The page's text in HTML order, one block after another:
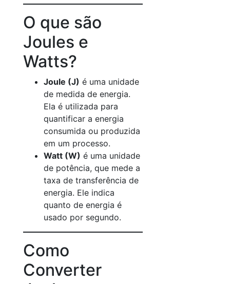
O que são
Joules e
Watts?
Joule (J) é uma unidade
de medida de energia.
Ela é utilizada para
quantificar a energia
consumida ou produzida
em um processo.
Watt (W) é uma unidade
de potência, que mede a
taxa de transferência de
energia. Ele indica
quanto de energia é
usado por segundo.
Como
Converter